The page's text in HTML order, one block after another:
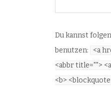
Du kannst
benutzen:
<a
<abbr title="">
<b>